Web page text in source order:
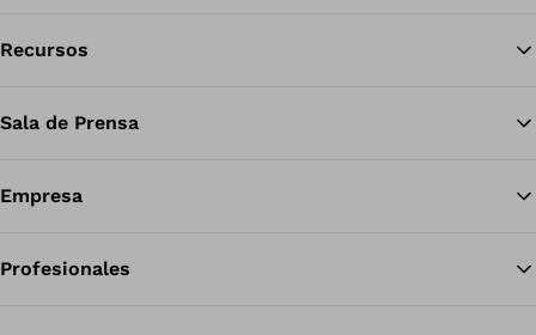
Recursos
Sala de Prensa
Empresa
Profesionales